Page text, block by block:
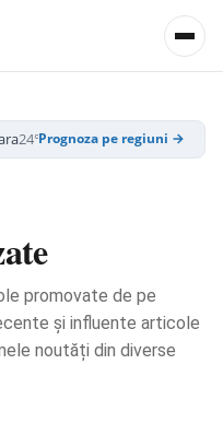
24°/39° ⛈️Cluj-Napoca
Prognoza pe regiuni →
promovate de pe
și influente articole
noutăți din diverse